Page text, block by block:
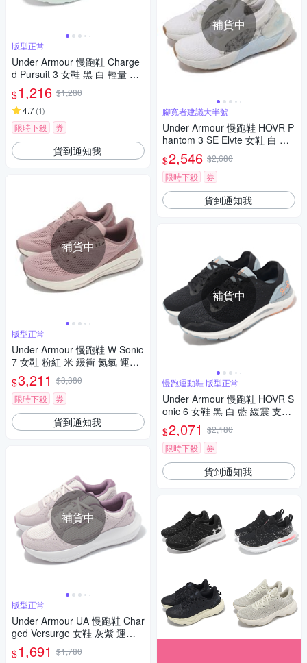
版型正常
Under Armour 慢跑鞋 Charge
d Pursuit 3 女鞋 黑 白 輕量 緩
震 路跑 運動鞋 UA 302488910
5
$1,216 $1,280
4.7(1)
限時下殺 券
貨到通知我
補貨中
版型正常
Under Armour 慢跑鞋 W Sonic
7 女鞋 粉紅 米 緩衝 氮氣 運動
鞋 UA 3028003673
$3,211 $3,380
限時下殺
券
貨到通知我
補貨中
版型正常
Under Armour UA 慢跑鞋 Char
ged Versurge 女鞋 灰紫 運動
鞋 緩震 回彈 UA 3028406289
$1,691 $1,780
補貨中
腳寬者建議大半號
Under Armour 慢跑鞋 HOVR P
hantom 3 SE Elvte 女鞋 白 藍
透氣 緩震 路跑 UA 運動鞋 302
6648100
$2,546 $2,680
限時下殺
券
貨到通知我
補貨中
慢跑運動鞋 版型正常
Under Armour 慢跑鞋 HOVR S
onic 6 女鞋 黑 白 藍 緩震 支撐
運動鞋 UA 3026128004
$2,071 $2,180
限時下殺
券
貨到通知我